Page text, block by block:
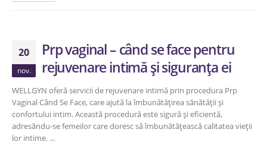
20
nov.
Prp vaginal – când se face pentru
rejuvenare intimă și siguranța ei
WELLGYN oferă servicii de rejuvenare intimă prin procedura Prp
Vaginal Când Se Face, care ajută la îmbunătățirea sănătății și
confortului intim. Această procedură este sigură și eficientă,
adresându-se femeilor care doresc să îmbunătățească calitatea vieții
lor intime. ...